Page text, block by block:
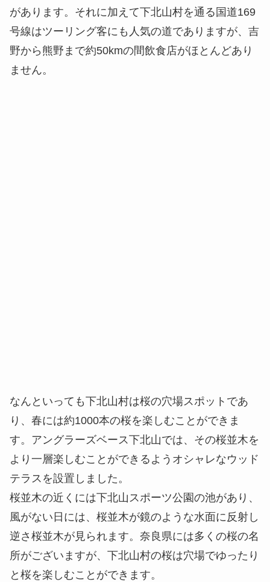
があります。それに加えて下北山村を通る国道169
号線はツーリング客にも人気の道でありますが、吉
野から熊野まで約50kmの間飲食店がほとんどあり
ません。
なんといっても下北山村は桜の穴場スポットであ
り、春には約1000本の桜を楽しむことができま
す。アングラーズベース下北山では、その桜並木を
より一層楽しむことができるようオシャレなウッド
テラスを設置しました。
桜並木の近くには下北山スポーツ公園の池があり、
風がない日には、桜並木が鏡のような水面に反射し
逆さ桜並木が見られます。奈良県には多くの桜の名
所がございますが、下北山村の桜は穴場でゆったり
と桜を楽しむことができます。